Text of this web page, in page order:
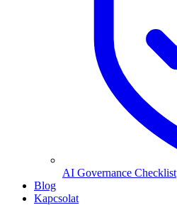
AI Governance Checklist
Blog
Kapcsolat